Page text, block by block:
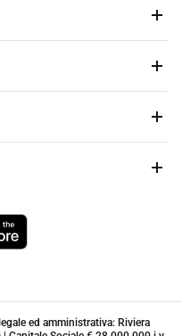
ed amministrativa: Riviera